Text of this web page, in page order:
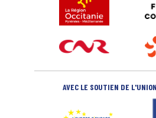
AVEC LE SOUTIEN DE